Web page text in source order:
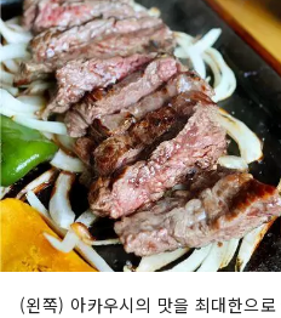
(왼쪽) 아카우시의 맛을 최대한으